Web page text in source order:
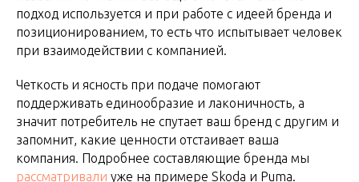
подход используется и при работе с идеей бренда и
позиционированием, то есть что испытывает человек
при взаимодействии с компанией.
Четкость и ясность при подаче помогают
поддерживать единообразие и лаконичность, а
значит потребитель не спутает ваш бренд с другим и
запомнит, какие ценности отстаивает ваша
компания. Подробнее составляющие бренда мы
рассматривали уже на примере Skoda и Puma.